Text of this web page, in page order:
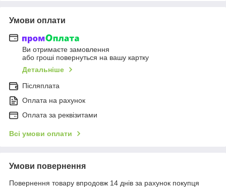
Умови оплати
Ви отримаєте замовлення
або гроші повернуться на вашу картку
Детальніше
Післяплата
Оплата на рахунок
Оплата за реквізитами
Всі умови оплати
Умови повернення
Повернення товару впродовж 14 днів за рахунок покупця